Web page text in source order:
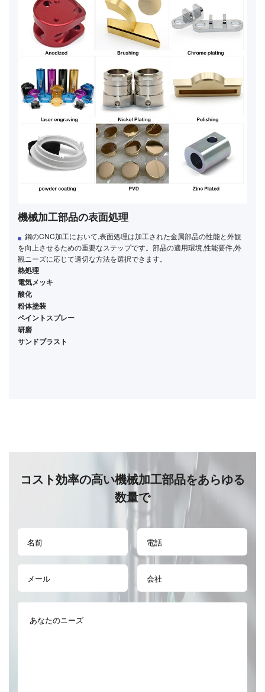
機械加工部品の表面処理
鋼のCNC加工において,表面処理は加工された金属部品の性能と外観
を向上させるための重要なステップです。部品の適用環境,性能要件,外
観ニーズに応じて適切な方法を選択できます。
熱処理
電気メッキ
酸化
粉体塗装
ペイントスプレー
研磨
サンドブラスト
コスト効率の高い機械加工部品をあらゆる
数量で